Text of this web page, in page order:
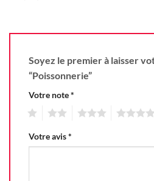
Soyez le premier à laisser
“Poissonnerie”
Votre note*
Votre avis*